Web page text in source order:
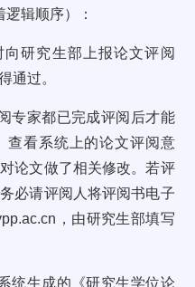
辑顺序）：
研究生部上报论文评阅
通过。
家都已完成评阅后才能
查看系统上的论文评阅意
论文做了相关修改。若评
必请评阅人将评阅书电子
，由研究生部填写
生成的《研究生学位论